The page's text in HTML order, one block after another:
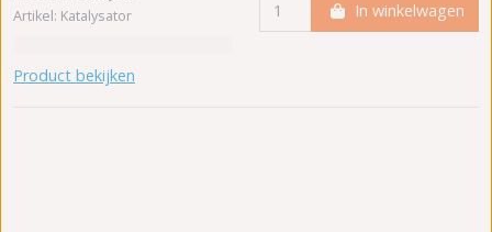
Artikel: Katalysator
Product bekijken
In winkelwagen